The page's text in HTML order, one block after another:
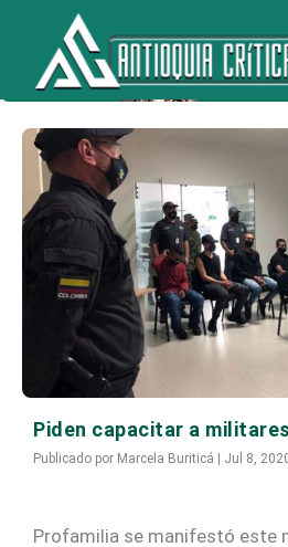
Etiqueta:
Piden capacitar a
Publicado por Marcela Buriticá Jul 8,
Profamilia se manifestó este